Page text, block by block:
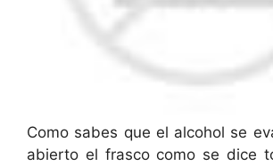
Como sabes que el alcohol se
abierto el frasco como se dice